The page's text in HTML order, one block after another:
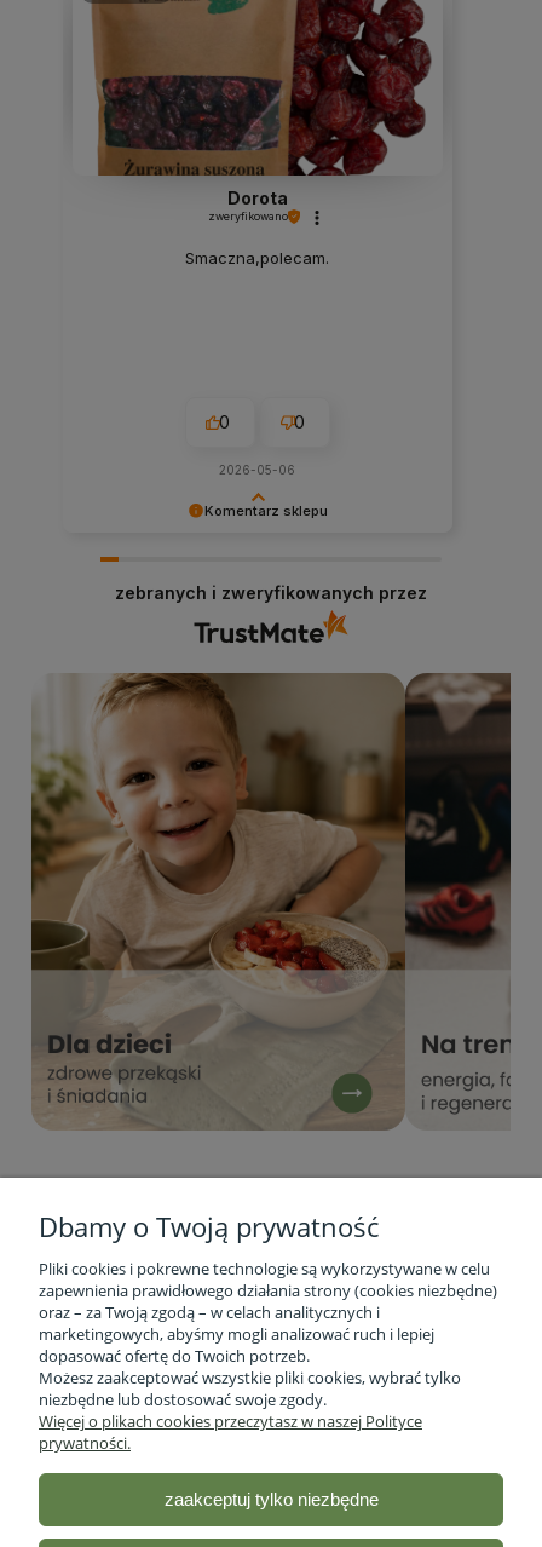
Komentarz sklepu
internetowego stacjabio.pl
Dorota
zweryfikowano
Smaczna,polecam.
0 0
2026-05-06
zebranych i zweryfikowanych przez
Informacje o firmie
Obsługa klienta
Moje konto
Dbamy o Twoją prywatność
Pliki cookies i pokrewne technologie są wykorzystywane w celu
zapewnienia prawidłowego działania strony (cookies niezbędne)
oraz – za Twoją zgodą – w celach analitycznych i
marketingowych, abyśmy mogli analizować ruch i lepiej
dopasować ofertę do Twoich potrzeb.
Możesz zaakceptować wszystkie pliki cookies, wybrać tylko
niezbędne lub dostosować swoje zgody.
Więcej o plikach cookies przeczytasz w naszej Polityce
prywatności.
zaakceptuj tylko niezbędne